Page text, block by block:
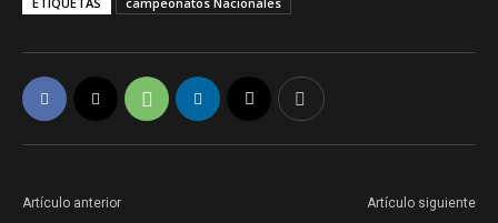
Artículo anterior Artículo siguiente